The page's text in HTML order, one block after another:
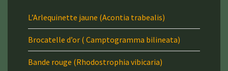
L’Arlequinette jaune (Acontia trabealis)
Brocatelle d’or ( Camptogramma bilineata)
Bande rouge (Rhodostrophia vibicaria)